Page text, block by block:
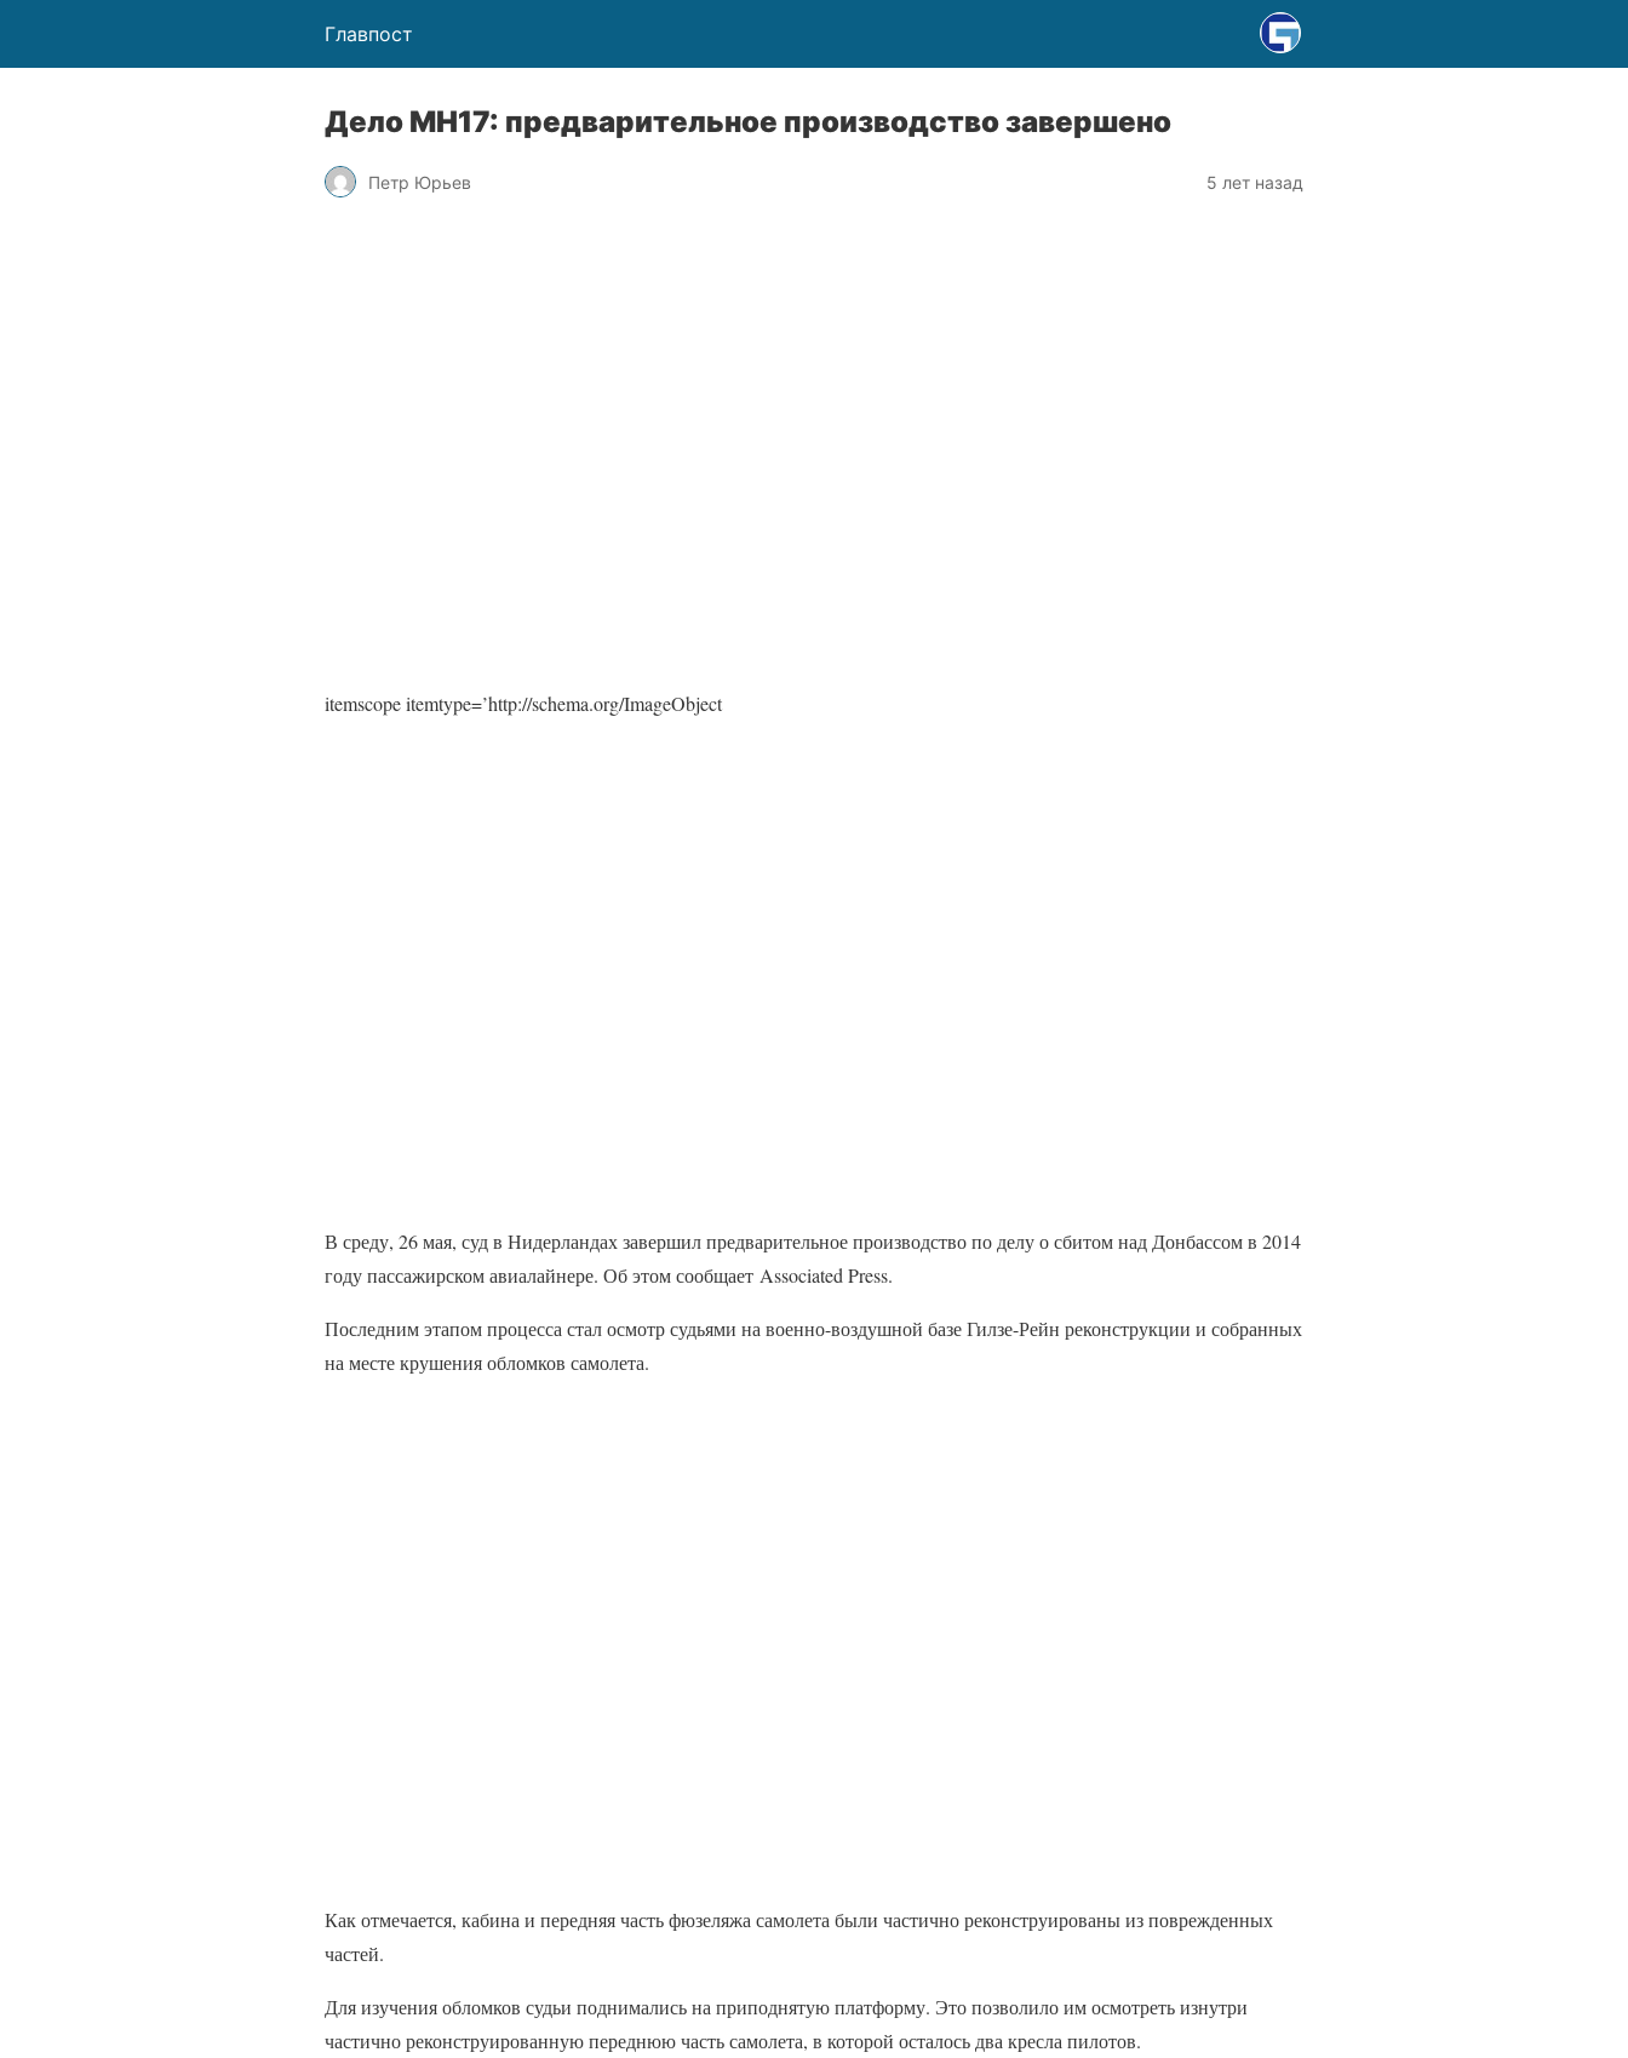
Главпост
Дело МН17: предварительное производство завершено
Петр Юрьев 5 лет назад
itemscope itemtype=’http://schema.org/ImageObject
В среду, 26 мая, суд в Нидерландах завершил предварительное производство по делу о сбитом над Донбассом в 2014
году пассажирском авиалайнере. Об этом сообщает Associated Press.
Последним этапом процесса стал осмотр судьями на военно-воздушной базе Гилзе-Рейн реконструкции и собранных
на месте крушения обломков самолета.
Как отмечается, кабина и передняя часть фюзеляжа самолета были частично реконструированы из поврежденных
частей.
Для изучения обломков судьи поднимались на приподнятую платформу. Это позволило им осмотреть изнутри
частично реконструированную переднюю часть самолета, в которой осталось два кресла пилотов.